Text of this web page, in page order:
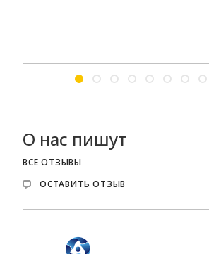
О нас пишут
ВСЕ ОТЗЫВЫ
ОСТАВИТЬ ОТЗЫВ